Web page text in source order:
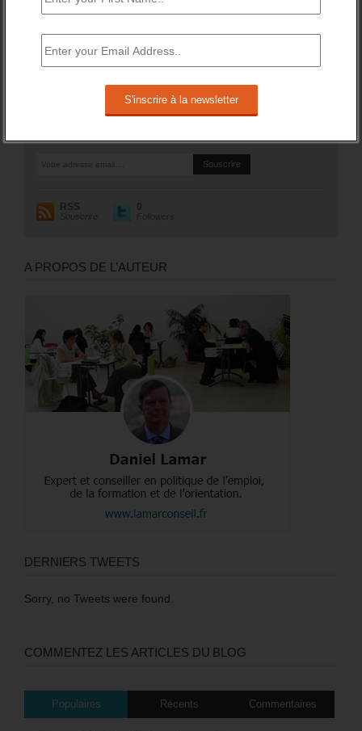
rechercher un emploi (A, B ou C) aura augmenté de 97 200
sur un an (soit +1,8%).
RESTEZ EN CONTACT
Recevez le meilleur de l'information et des débats sur l'emploi
RSS
Souscrire
0
Followers
A PROPOS DE L’AUTEUR
DERNIERS TWEETS
Sorry, no Tweets were found.
COMMENTEZ LES ARTICLES DU BLOG
Populaires Récents Commentaires